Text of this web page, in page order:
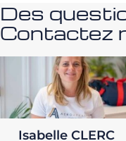
Des
Contactez
Isabelle CLERC